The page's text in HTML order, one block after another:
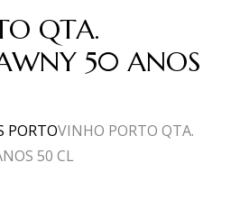
QTA.
50 ANOS
PORTOVINHO PORTO QTA.
50 CL